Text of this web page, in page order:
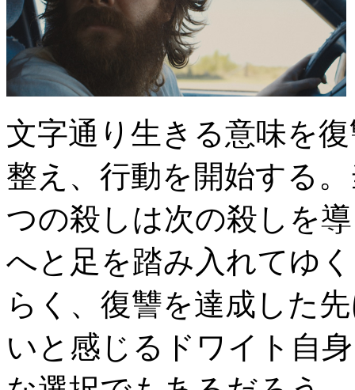
文字通り生きる意味を
整え、行動を開始する
つの殺しは次の殺しを
へと足を踏み入れてゆ
らく、復讐を達成した
いと感じるドワイト自